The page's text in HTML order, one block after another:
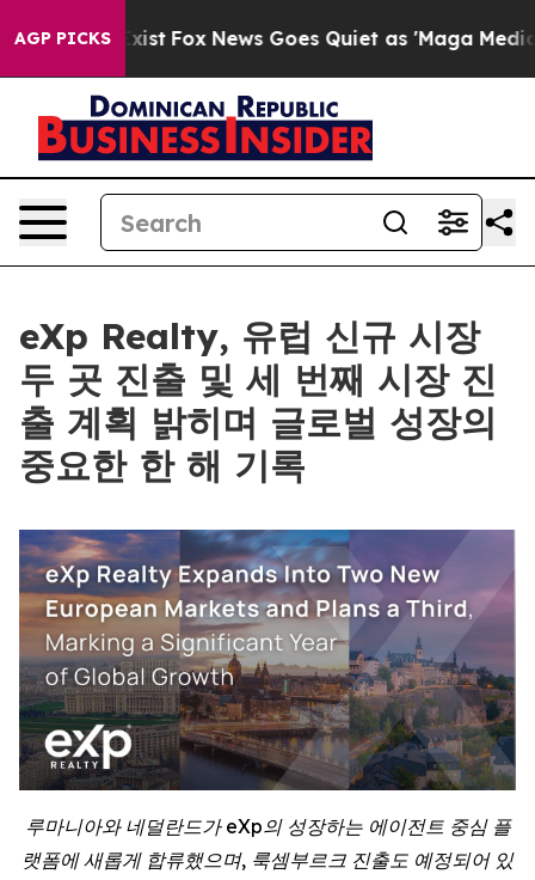
AGP PICKS
They Exist Fox News Goes Quiet as 'Maga Media
eXp Realty, 유럽 신규 시장
두 곳 진출 및 세 번째 시장 진
출 계획 밝히며 글로벌 성장의
중요한 한 해 기록
루마니아와 네덜란드가 eXp의 성장하는 에이전트 중심 플
랫폼에 새롭게 합류했으며, 룩셈부르크 진출도 예정되어 있